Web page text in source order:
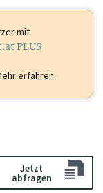
mit
PLUS
erfahren
Jetzt
abfragen